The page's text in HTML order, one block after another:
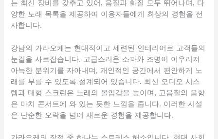
는 최신 장비를 갖추고 있어, 음질과 화질 모두 뛰어나며, 다
양한 노래 목록을 제공하여 이용자들에게 최상의 경험을 선
사합니다.
강남의 가라오케는 현대적이고 세련된 인테리어로 고객들의
눈길을 사로잡습니다. 고급스러운 소파와 조명이 어우러져
아늑한 분위기를 자아내며, 개인적인 공간에서 편안하게 노
래를 부를 수 있도록 설계되어 있습니다. 최신 오디오 시스
템과 대형 스크린은 노래의 몰입감을 높이며, 고음질의 음향
은 마치 콘서트에 와 있는 듯한 느낌을 줍니다. 이러한 시설
은 단순한 오락을 넘어 새로운 경험을 제공합니다.